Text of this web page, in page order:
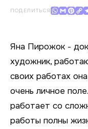
ПОДЕЛИТЬСЯ Gmail
Яна Пирожок -
художник,
своих работах
очень личное
работает со
работы полны